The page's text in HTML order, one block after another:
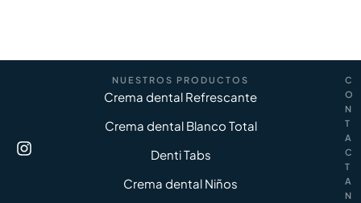
NUESTROS PRODUCTOS
Crema dental Refrescante
Crema dental Blanco Total
Denti Tabs
Crema dental Niños
C
O
N
T
A
C
T
A
N